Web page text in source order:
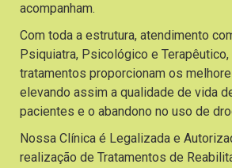
acompanham.
Com toda a estrutura, atendimento
Psiquiatra, Psicológico e
tratamentos proporcionam os
elevando assim a qualidade de vida
pacientes e o abandono no uso de
Nossa Clínica é Legalizada e
realização de Tratamentos de